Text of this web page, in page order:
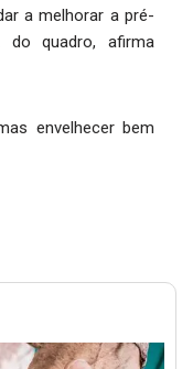
a melhorar a pré-
do quadro, afirma
envelhecer bem